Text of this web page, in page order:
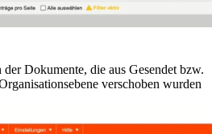
der Dokumente, die aus Gesendet bzw.
verschoben wurden